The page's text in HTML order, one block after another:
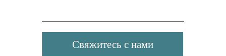
Свяжитесь с нами